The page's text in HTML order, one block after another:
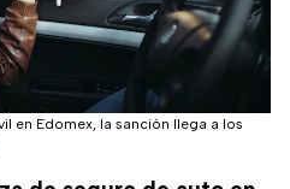
en Edomex, la sanción llega a los